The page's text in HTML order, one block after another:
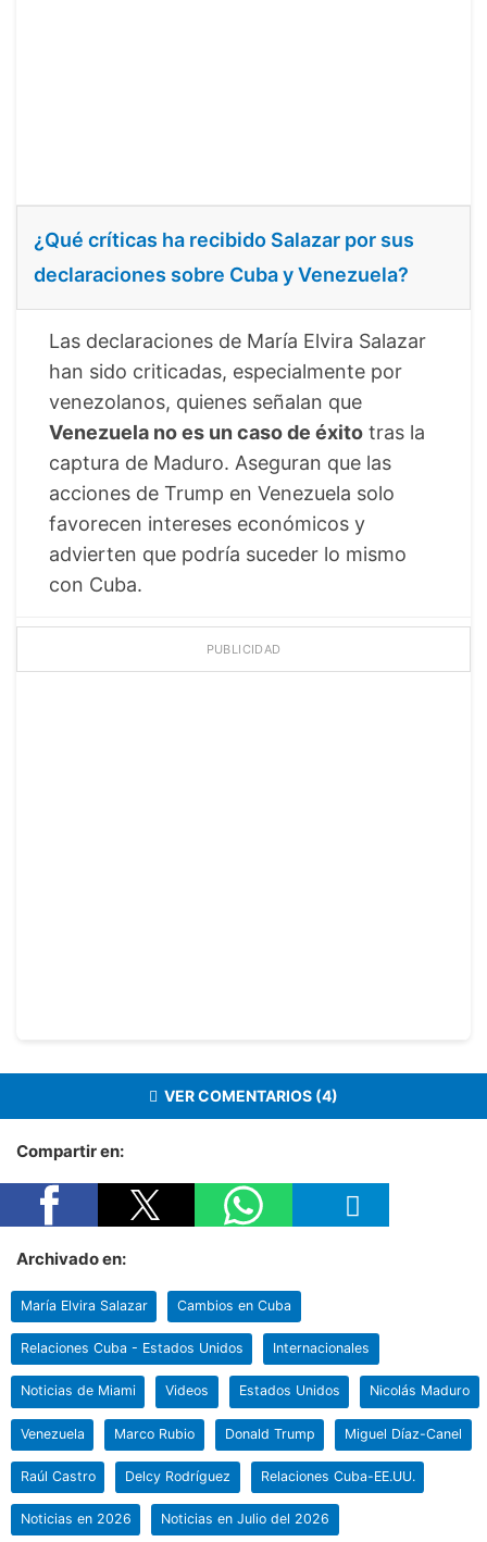
¿Qué críticas ha recibido Salazar por sus
declaraciones sobre Cuba y Venezuela?
Las declaraciones de María Elvira Salazar
han sido criticadas, especialmente por
venezolanos, quienes señalan que
Venezuela no es un caso de éxito tras la
captura de Maduro. Aseguran que las
acciones de Trump en Venezuela solo
favorecen intereses económicos y
advierten que podría suceder lo mismo
con Cuba.
PUBLICIDAD
VER COMENTARIOS (4)
Compartir en:
Archivado en:
María Elvira Salazar Cambios en Cuba
Relaciones Cuba - Estados Unidos Internacionales
Noticias de Miami Videos Estados Unidos Nicolás Maduro
Venezuela Marco Rubio Donald Trump Miguel Díaz-Canel
Raúl Castro Delcy Rodríguez Relaciones Cuba-EE.UU.
Noticias en 2026 Noticias en Julio del 2026